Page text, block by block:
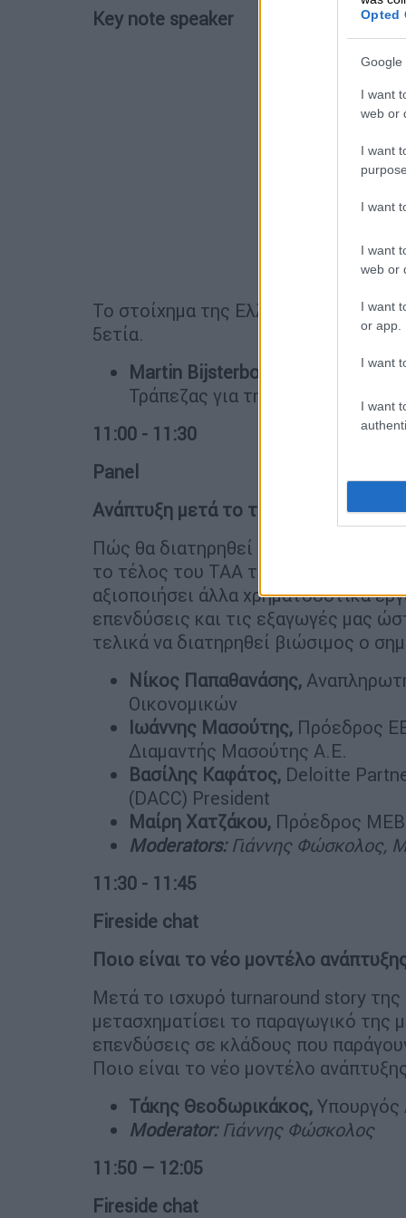
Opted
Google
I want
web or
I want
I want
I want
web or
I want
or app.
I want
I want
Key note speaker
Το στοίχημα της Ελλάδας για
5ετία.
Martin Bijsterbosch
,
Τράπεζας για την Ελλάδα
11:00 - 11:30
Panel
Ανάπτυξη μετά το τέλος του
Πώς θα διατηρηθεί ψηλά ο ρυθμός
το τέλος του ΤΑΑ το καλοκαίρι του
αξιοποιήσει άλλα χρηματοδοτικά
επενδύσεις και τις εξαγωγές μας
τελικά να διατηρηθεί βιώσιμος ο
Νίκος Παπαθανάσης,
Οικονομικών
Ιωάννης Μασούτης, Πρόεδρος
Διαμαντής Μασούτης Α.Ε.
Βασίλης Καφάτος, Deloitte
(DACC) President
Μαίρη Χατζάκου, Πρόεδρος
Moderators: Γιάννης Φώσκολος,
11:30 - 11:45
Fireside chat
Ποιο είναι το νέο μοντέλο
Μετά το ισχυρό turnaround story της
μετασχηματίσει το παραγωγικό της
επενδύσεις σε κλάδους που
Ποιο είναι το νέο μοντέλο
Τάκης Θεοδωρικάκος, Υπουργός
Moderator: Γιάννης Φώσκολος
11:50 – 12:05
Fireside chat